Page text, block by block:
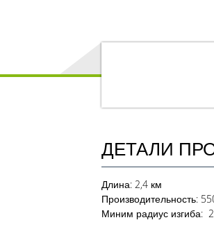
ДЕТАЛИ
Длина: 2,4 км
Производительность:
Миним радиус изгиба: